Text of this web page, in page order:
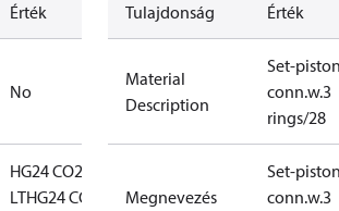
Érték
No
HG24 CO2
LTHG24 CO2
Tulajdonság Érték
Material
Description
Set-
conn.w.3
rings/28
Megnevezés
Set-
conn.w.3